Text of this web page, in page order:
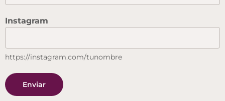
Instagram
https://instagram.com/tunombre
Enviar